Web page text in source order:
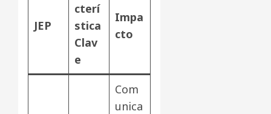
JEP
cterí
stica
Clav
e
Impa
cto
Com
unica